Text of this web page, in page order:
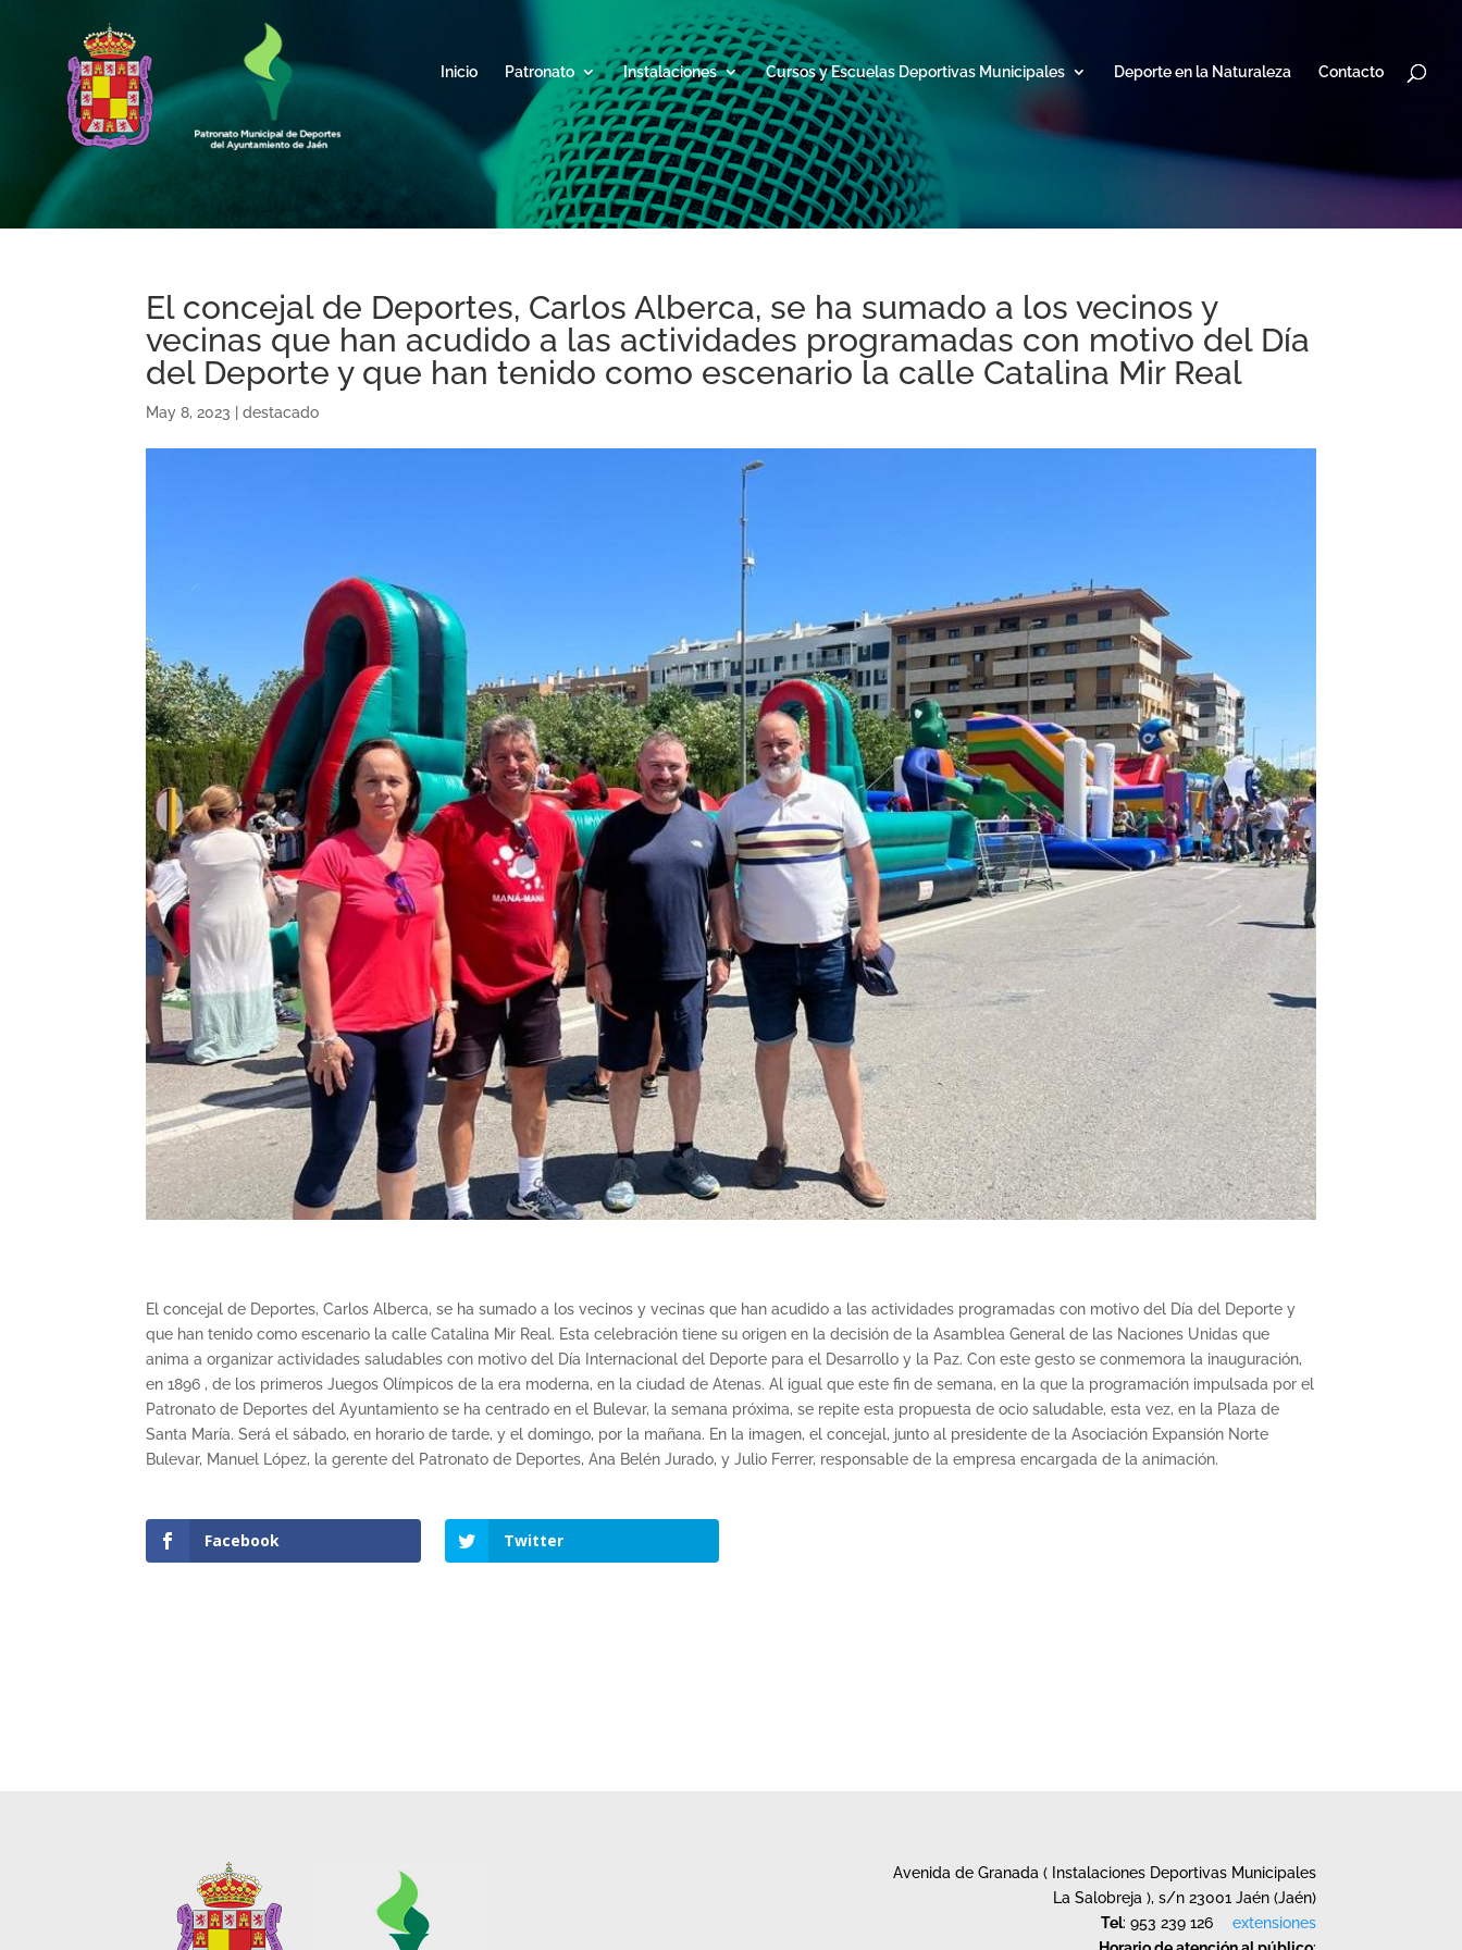
Inicio Patronato Instalaciones Cursos y Escuelas Deportivas Municipales Deporte en la Naturaleza Contacto
El concejal de Deportes, Carlos Alberca, se ha sumado a los vecinos y
vecinas que han acudido a las actividades programadas con motivo del Día
del Deporte y que han tenido como escenario la calle Catalina Mir Real
May 8, 2023 |destacado
El concejal de Deportes, Carlos Alberca, se ha sumado a los vecinos y vecinas que han acudido a las actividades programadas con motivo del Día del Deporte y
que han tenido como escenario la calle Catalina Mir Real. Esta celebración tiene su origen en la decisión de la Asamblea General de las Naciones Unidas que
anima a organizar actividades saludables con motivo del Día Internacional del Deporte para el Desarrollo y la Paz. Con este gesto se conmemora la inauguración,
en 1896 , de los primeros Juegos Olímpicos de la era moderna, en la ciudad de Atenas. Al igual que este fin de semana, en la que la programación impulsada por el
Patronato de Deportes del Ayuntamiento se ha centrado en el Bulevar, la semana próxima, se repite esta propuesta de ocio saludable, esta vez, en la Plaza de
Santa María. Será el sábado, en horario de tarde, y el domingo, por la mañana. En la imagen, el concejal, junto al presidente de la Asociación Expansión Norte
Bulevar, Manuel López, la gerente del Patronato de Deportes, Ana Belén Jurado, y Julio Ferrer, responsable de la empresa encargada de la animación.
Facebook Twitter
Avenida de Granada ( Instalaciones Deportivas Municipales
La Salobreja ), s/n 23001 Jaén (Jaén)
Tel: 953 239 126
extensiones